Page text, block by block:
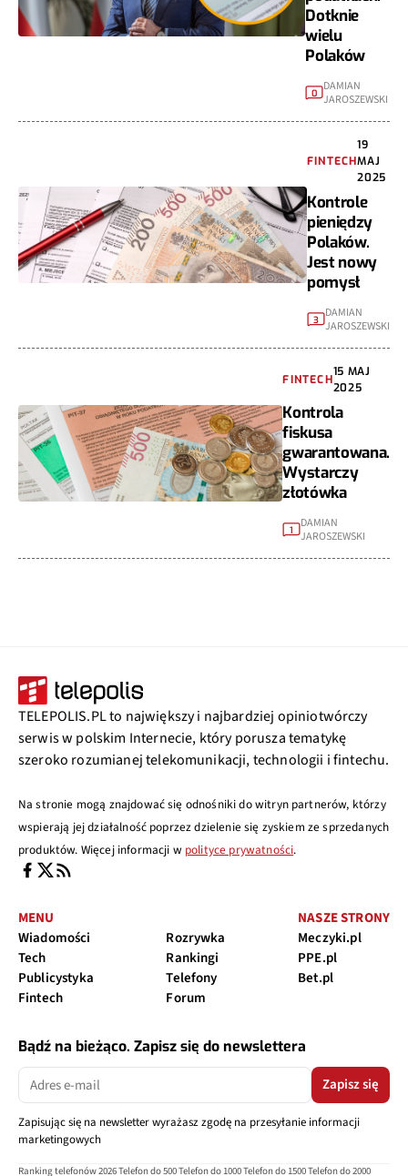
Dotknie
wielu
Polaków
0
DAMIAN
JAROSZEWSKI
FINTECH
19
MAJ
2025
Kontrole
pieniędzy
Polaków.
Jest nowy
pomysł
3
DAMIAN
JAROSZEWSKI
FINTECH
15 MAJ
2025
Kontrola
fiskusa
gwarantowana.
Wystarczy
złotówka
1
DAMIAN
JAROSZEWSKI
TELEPOLIS.PL to największy i najbardziej opiniotwórczy
serwis w polskim Internecie, który porusza tematykę
szeroko rozumianej telekomunikacji, technologii i fintechu.
Na stronie mogą znajdować się odnośniki do witryn partnerów, którzy
wspierają jej działalność poprzez dzielenie się zyskiem ze sprzedanych
produktów. Więcej informacji w polityce prywatności.
MENU
Wiadomości
Tech
Publicystyka
Fintech
Rozrywka
Rankingi
Telefony
Forum
NASZE STRONY
Meczyki.pl
PPE.pl
Bet.pl
Bądź na bieżąco. Zapisz się do newslettera
Zapisz się
Zapisując się na newsletter wyrażasz zgodę na przesyłanie informacji
marketingowych
Ranking telefonów 2026Telefon do 500Telefon do 1000Telefon do 1500Telefon do 2000